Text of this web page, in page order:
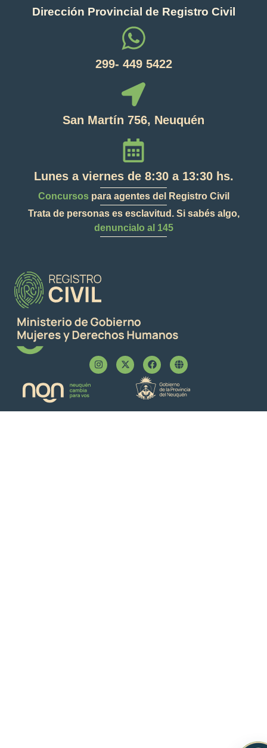
Dirección Provincial de Registro Civil
299- 449 5422
San Martín 756, Neuquén
Lunes a viernes de 8:30 a 13:30 hs.
Concursos para agentes del Registro Civil
Trata de personas es esclavitud. Si sabés algo,
denuncialo al 145